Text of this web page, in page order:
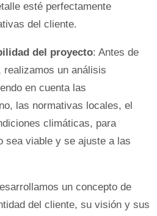
esté perfectamente
del cliente.
del proyecto: Antes de
un análisis
en cuenta las
las normativas locales, el
climáticas, para
sea viable y se ajuste a las
un concepto de
del cliente, su visión y sus